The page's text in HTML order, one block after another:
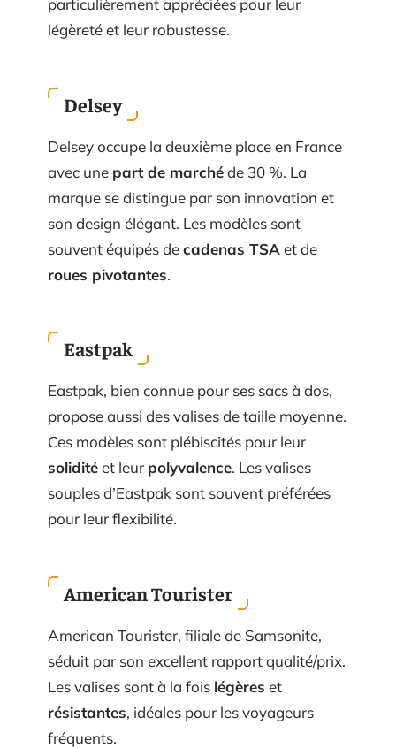
particulièrement appréciées pour leur
légèreté et leur robustesse.
Delsey
Delsey occupe la deuxième place en France
avec une part de marchéde 30 %. La
marque se distingue par son innovation et
son design élégant. Les modèles sont
souvent équipés decadenas TSA et de
roues pivotantes.
Eastpak
Eastpak, bien connue pour ses sacs à dos,
propose aussi des valises de taille moyenne.
Ces modèles sont plébiscités pour leur
soliditéet leur polyvalence. Les valises
souples d’Eastpak sont souvent préférées
pour leur flexibilité.
American Tourister
American Tourister, filiale de Samsonite,
séduit par son excellent rapport qualité/prix.
Les valises sont à la fois légères et
résistantes, idéales pour les voyageurs
fréquents.